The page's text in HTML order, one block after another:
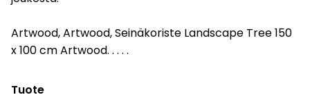
Artwood, Artwood, Seinäkoriste Landscape Tree 150
x 100 cm Artwood. . . . .
Tuote